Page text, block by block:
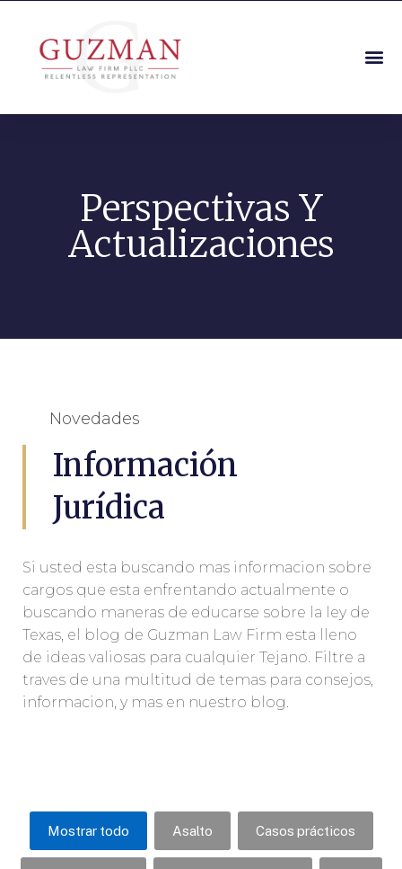
Perspectivas Y
Actualizaciones
Novedades
Información
Jurídica
Si usted esta buscando mas informacion sobre
cargos que esta enfrentando actualmente o
buscando maneras de educarse sobre la ley de
Texas, el blog de Guzman Law Firm esta lleno
de ideas valiosas para cualquier Tejano. Filtre a
traves de una multitud de temas para consejos,
informacion, y mas en nuestro blog.
Mostrar todo Asalto Casos prácticos